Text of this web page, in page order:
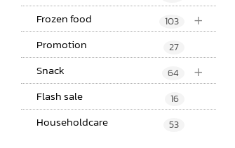
+
Frozen food 103
Promotion 27
+
Snack 64
Flash sale 16
Householdcare 53